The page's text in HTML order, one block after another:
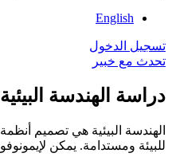
English
تسجيل الدخول
تحدث مع خبير
دراسة الهندسة
الهندسة البيئية هي تصميم
للبيئة ومستدامة. يمكن